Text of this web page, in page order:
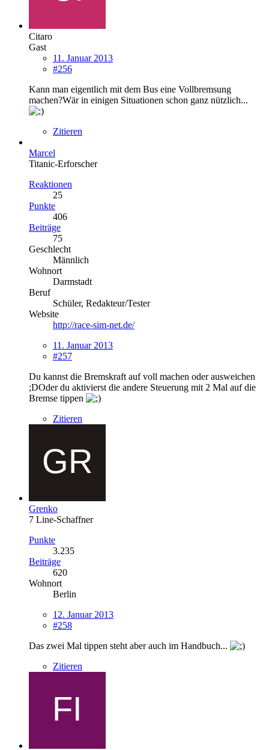
Citaro
Gast
11. Januar 2013
#256
Kann man eigentlich mit dem Bus eine Vollbremsung
machen?Wär in einigen Situationen schon ganz nützlich...
Zitieren
Marcel
Titanic-Erforscher
Reaktionen
25
Punkte
406
Beiträge
75
Geschlecht
Männlich
Wohnort
Darmstadt
Beruf
Schüler, Redakteur/Tester
Website
http://race-sim-net.de/
11. Januar 2013
#257
Du kannst die Bremskraft auf voll machen oder ausweichen
;DOder du aktivierst die andere Steuerung mit 2 Mal auf die
Bremse tippen
Zitieren
Grenko
7 Line-Schaffner
Punkte
3.235
Beiträge
620
Wohnort
Berlin
12. Januar 2013
#258
Das zwei Mal tippen steht aber auch im Handbuch...
Zitieren